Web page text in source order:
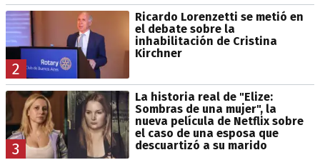
2
Ricardo Lorenzetti se metió en
el debate sobre la
inhabilitación de Cristina
Kirchner
3
La historia real de "Elize:
Sombras de una mujer", la
nueva película de Netflix sobre
el caso de una esposa que
descuartizó a su marido